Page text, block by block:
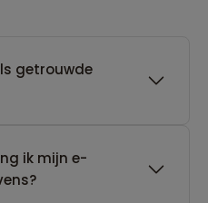
getrouwde
ik mijn e-